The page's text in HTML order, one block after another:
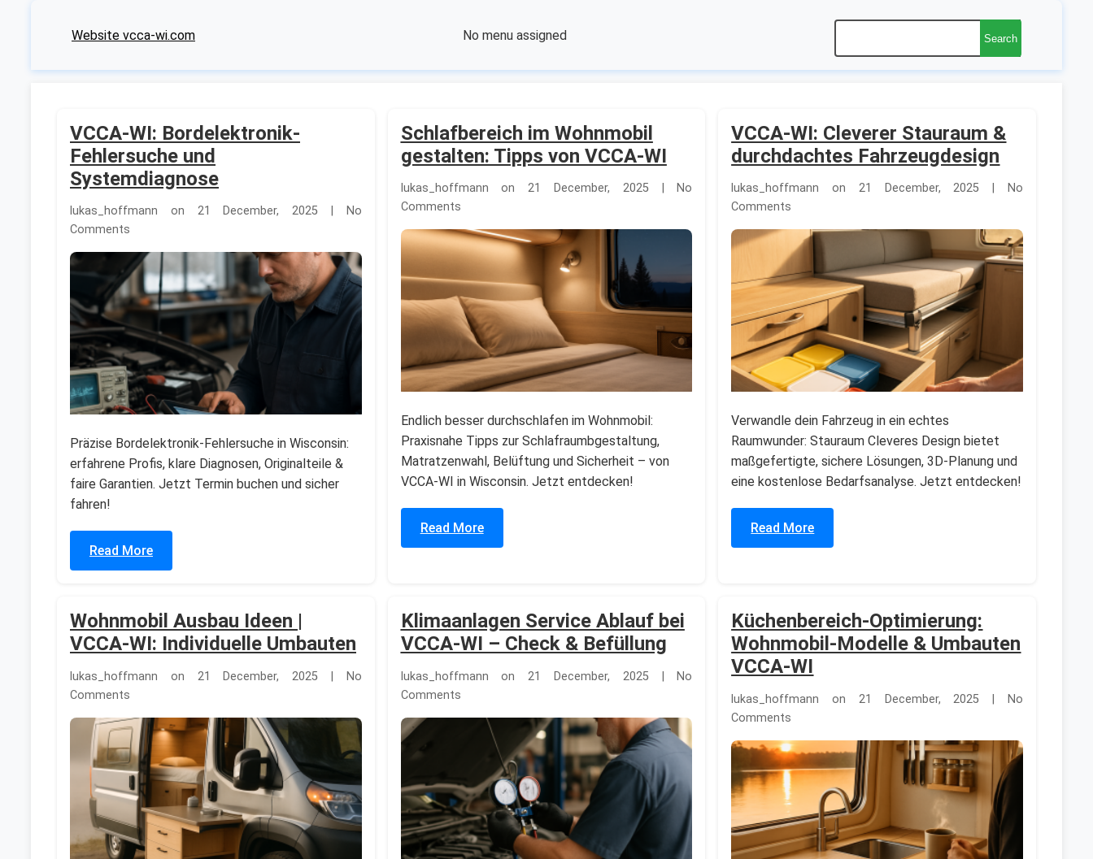
Website vcca-wi.com No menu assigned Search
VCCA-WI: Bordelektronik-
Fehlersuche und
Systemdiagnose
lukas_hoffmann on 21 December, 2025 | No
Comments
Präzise Bordelektronik-Fehlersuche in Wisconsin:
erfahrene Profis, klare Diagnosen, Originalteile &
faire Garantien. Jetzt Termin buchen und sicher
fahren!
Read More
Schlafbereich im Wohnmobil
gestalten: Tipps von VCCA-WI
lukas_hoffmann on 21 December, 2025 | No
Comments
Endlich besser durchschlafen im Wohnmobil:
Praxisnahe Tipps zur Schlafraumbgestaltung,
Matratzenwahl, Belüftung und Sicherheit – von
VCCA-WI in Wisconsin. Jetzt entdecken!
Read More
VCCA-WI: Cleverer Stauraum &
durchdachtes Fahrzeugdesign
lukas_hoffmann on 21 December, 2025 | No
Comments
Verwandle dein Fahrzeug in ein echtes
Raumwunder: Stauraum Cleveres Design bietet
maßgefertigte, sichere Lösungen, 3D-Planung und
eine kostenlose Bedarfsanalyse. Jetzt entdecken!
Read More
Wohnmobil Ausbau Ideen |
VCCA-WI: Individuelle Umbauten
lukas_hoffmann on 21 December, 2025 | No
Comments
Klimaanlagen Service Ablauf bei
VCCA-WI – Check & Befüllung
lukas_hoffmann on 21 December, 2025 | No
Comments
Küchenbereich-Optimierung:
Wohnmobil-Modelle & Umbauten
VCCA-WI
lukas_hoffmann on 21 December, 2025 | No
Comments